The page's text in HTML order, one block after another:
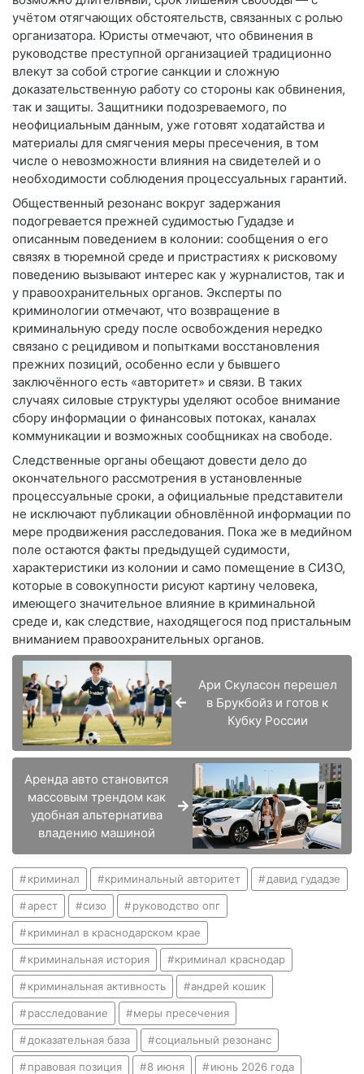
учётом отягчающих обстоятельств, связанных с ролью
организатора. Юристы отмечают, что обвинения в
руководстве преступной организацией традиционно
влекут за собой строгие санкции и сложную
доказательственную работу со стороны как обвинения,
так и защиты. Защитники подозреваемого, по
неофициальным данным, уже готовят ходатайства и
материалы для смягчения меры пресечения, в том
числе о невозможности влияния на свидетелей и о
необходимости соблюдения процессуальных гарантий.
Общественный резонанс вокруг задержания
подогревается прежней судимостью Гудадзе и
описанным поведением в колонии: сообщения о его
связях в тюремной среде и пристрастиях к рисковому
поведению вызывают интерес как у журналистов, так и
у правоохранительных органов. Эксперты по
криминологии отмечают, что возвращение в
криминальную среду после освобождения нередко
связано с рецидивом и попытками восстановления
прежних позиций, особенно если у бывшего
заключённого есть «авторитет» и связи. В таких
случаях силовые структуры уделяют особое внимание
сбору информации о финансовых потоках, каналах
коммуникации и возможных сообщниках на свободе.
Следственные органы обещают довести дело до
окончательного рассмотрения в установленные
процессуальные сроки, а официальные представители
не исключают публикации обновлённой информации по
мере продвижения расследования. Пока же в медийном
поле остаются факты предыдущей судимости,
характеристики из колонии и само помещение в СИЗО,
которые в совокупности рисуют картину человека,
имеющего значительное влияние в криминальной
среде и, как следствие, находящегося под пристальным
вниманием правоохранительных органов.
Ари Скуласон перешел
в Брукбойз и готов к
Кубку России
Аренда авто становится
массовым трендом как
удобная альтернатива
владению машиной
криминал криминальный авторитет давид гудадзе
арест сизо руководство опг
криминал в краснодарском крае
криминальная история криминал краснодар
криминальная активность андрей кошик
расследование меры пресечения
доказательная база социальный резонанс
правовая позиция 8 июня июнь 2026 года